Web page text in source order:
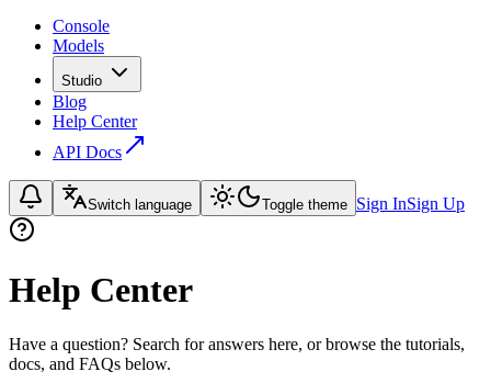
Console
Models
Studio
Blog
Help Center
API Docs
Switch language Toggle theme Sign InSign Up
Help Center
Have a question? Search for answers here, or browse the tutorials,
docs, and FAQs below.